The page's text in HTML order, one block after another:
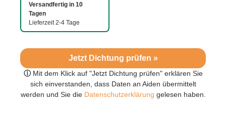
Jetzt Dichtung prüfen »
ⓘ Mit dem Klick auf "Jetzt Dichtung prüfen" erklären Sie
sich einverstanden, dass Daten an Aiden übermittelt
werden und Sie dieDatenschutzerklärung gelesen haben.
Versandfertig in 10
Tagen
Lieferzeit 2-4 Tage